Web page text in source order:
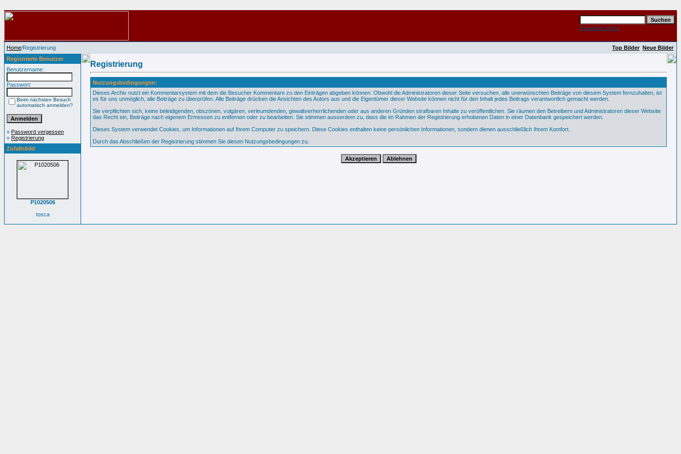
Erweiterte Suche
Home/Registrierung Top Bilder Neue Bilder
Registrierte Benutzer
Benutzername:
Passwort:
Beim nächsten Besuch
automatisch anmelden?
» Password vergessen
» Registrierung
Zufallsbild
P1020506
tosca
Registrierung
Nutzungsbedingungen:
Dieses Archiv nutzt ein Kommentarsystem mit dem die Besucher Kommentare zu den Einträgen abgeben können. Obwohl die Administratoren dieser Seite versuchen, alle unerwünschten Beiträge von diesem System fernzuhalten, ist
es für uns unmöglich, alle Beiträge zu überprüfen. Alle Beiträge drücken die Ansichten des Autors aus und die Eigentümer dieser Website können nicht für den Inhalt jedes Beitrags verantwortlich gemacht werden.
Sie verpflichten sich, keine beleidigenden, obszönen, vulgären, verleumdenden, gewaltverherrlichenden oder aus anderen Gründen strafbaren Inhalte zu veröffentlichen. Sie räumen den Betreibern und Administratoren dieser Website
das Recht ein, Beiträge nach eigenem Ermessen zu entfernen oder zu bearbeiten. Sie stimmen ausserdem zu, dass die im Rahmen der Registrierung erhobenen Daten in einer Datenbank gespeichert werden.
Dieses System verwendet Cookies, um Informationen auf Ihrem Computer zu speichern. Diese Cookies enthalten keine persönlichen Informationen, sondern dienen ausschließlich Ihrem Komfort.
Durch das Abschließen der Registrierung stimmen Sie diesen Nutzungsbedingungen zu.